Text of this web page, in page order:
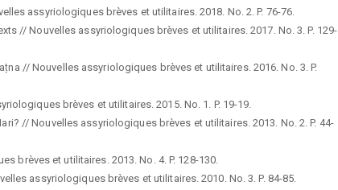
assyriologiques brèves et utilitaires. 2018. No. 2. P. 76-76.
// Nouvelles assyriologiques brèves et utilitaires. 2017. No. 3. P. 129-
// Nouvelles assyriologiques brèves et utilitaires. 2016. No. 3. P.
brèves et utilitaires. 2015. No. 1. P. 19-19.
// Nouvelles assyriologiques brèves et utilitaires. 2013. No. 2. P. 44-
brèves et utilitaires. 2013. No. 4. P. 128-130.
assyriologiques brèves et utilitaires. 2010. No. 3. P. 84-85.